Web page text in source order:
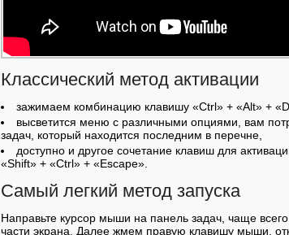
Классический метод активации
зажимаем комбинацию клавишу «Ctrl» + «Alt» +
высветится меню с различными опциями, вам
задач, который находится последним в перечне,
доступно и другое сочетание клавиш для
«Shift» + «Ctrl» + «Escape».
Самый легкий метод запуска
Направьте курсор мыши на панель задач, чаще
части экрана. Далее жмем правую клавишу мыши,